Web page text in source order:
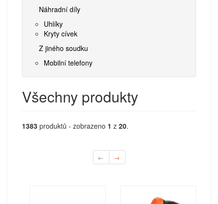
Náhradní díly
Uhlíky
Kryty cívek
Z jiného soudku
Mobilní telefony
Všechny produkty
1383 produktů - zobrazeno 1 z 20.
← →